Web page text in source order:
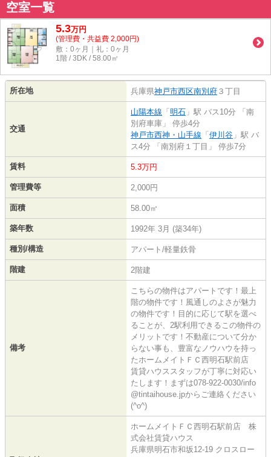
空室一覧
5.3万円
(管理費・共益費 2,000円)
敷：0ヶ月｜礼：0ヶ月
1階 / 3DK / 58.00㎡
所在地 兵庫県神戸市西区南別府 ３丁目
交通
山陽本線 「 明石 」駅 バス10分 「南
別府車庫」 停歩4分
神戸市西神・山手線 「 伊川谷 」駅 バ
ス4分 「南別府１丁目」 停歩7分
賃料 5.3万円
管理費等 2,000円
面積 58.00㎡
築年数 1992年 3月 (築34年)
種別/構造 アパート/軽量鉄骨
階建 2階建
備考
こちらの物件はアパートです！最上
階の物件です！風通しのよさが魅力
の物件です！目的に応じて駅を選べ
ることが、2駅利用できるこの物件の
メリットです！不動産について分か
らない事も、豊富なノウハウを持っ
たホームメイトＦＣ西明石駅前店
賃貸ハウススタッフが丁寧に対応い
たします！まずは078-922-0030/info
@tintaihouse.jpからご連絡ください
(^o^)
ホームメイトＦＣ西明石駅前店 株
式会社賃貸ハウス
兵庫県明石市和坂12-19 クロスロー